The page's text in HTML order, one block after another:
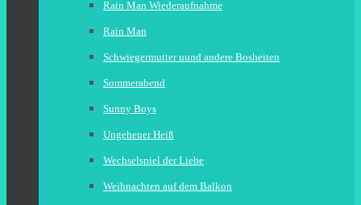
Rain Man Wiederaufnahme
Rain Man
Schwiegermutter uund andere Bosheiten
Sommerabend
Sunny Boys
Ungeheuer Heiß
Wechselspiel der Liebe
Weihnachten auf dem Balkon